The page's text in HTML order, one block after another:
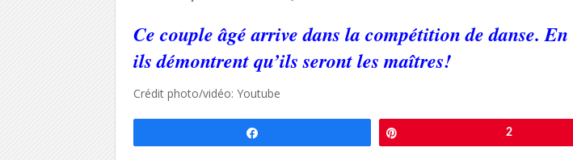
Ce couple âgé arrive dans la compétition de danse. En
ils démontrent qu’ils seront les maîtres!
Crédit photo/vidéo: Youtube
2